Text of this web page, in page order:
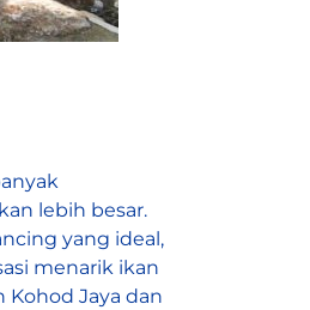
lebih besar.
yang ideal,
menarik ikan
Jaya dan